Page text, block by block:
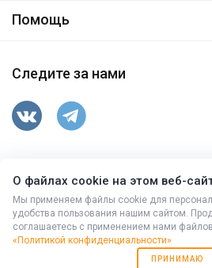
Помощь
Следите за нами
ул.Гусева,15
© 2026. Все права защищены.
+7 (86371)
Мибок: Универсальный
О файлах cookie на этом веб-
Мы применяем файлы cookie для
удобства пользования нашим сайтом.
соглашаетесь с применением нами
«Политикой конфиденциальности»
ПРИНИМАЮ